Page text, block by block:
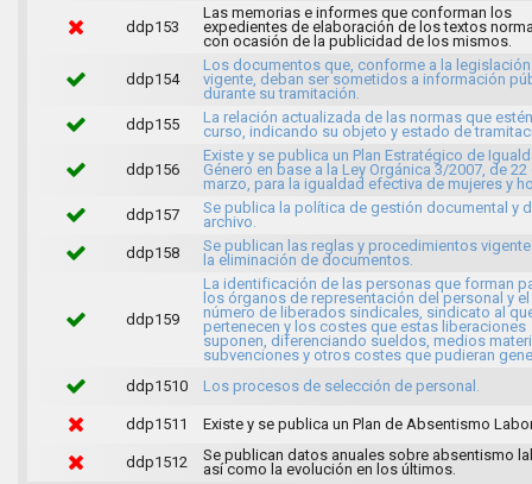
ddp153
Las memorias e informes que conforman los
expedientes de elaboración de los textos
con ocasión de la publicidad de los mismos.
ddp154
Los documentos que, conforme a la legislación
vigente, deban ser sometidos a información
durante su tramitación.
ddp155
La relación actualizada de las normas que
curso, indicando su objeto y estado de
ddp156
Existe y se publica un Plan Estratégico de
Género en base a la Ley Orgánica 3/2007, de 22
marzo, para la igualdad efectiva de mujeres y
ddp157
Se publica la política de gestión documental y
archivo.
ddp158
Se publican las reglas y procedimientos
la eliminación de documentos.
ddp159
La identificación de las personas que forman
los órganos de representación del personal y el
número de liberados sindicales, sindicato al
pertenecen y los costes que estas liberaciones
suponen, diferenciando sueldos, medios
subvenciones y otros costes que pudieran
ddp1510
Los procesos de selección de personal.
ddp1511 Existe y se publica un Plan de Absentismo
ddp1512
Se publican datos anuales sobre absentismo
así como la evolución en los últimos.